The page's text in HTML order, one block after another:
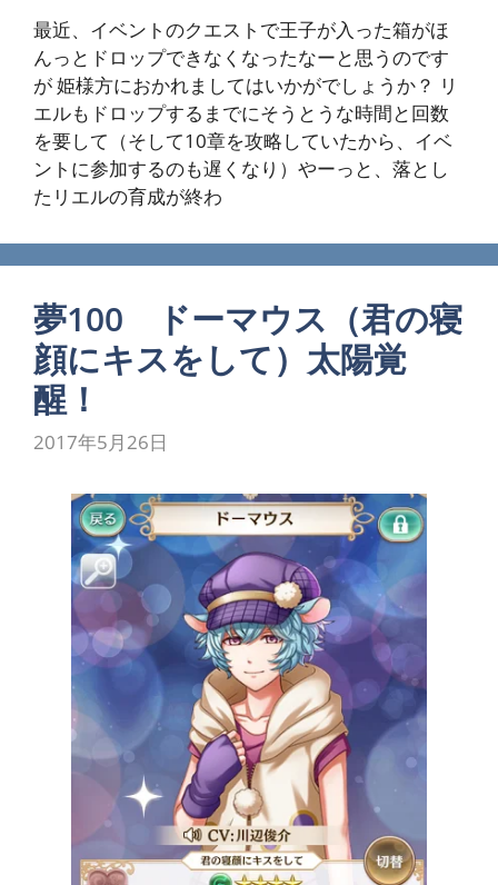
最近、イベントのクエストで王子が入った箱がほ
んっとドロップできなくなったなーと思うのです
が 姫様方におかれましてはいかがでしょうか？ リ
エルもドロップするまでにそうとうな時間と回数
を要して（そして10章を攻略していたから、イベ
ントに参加するのも遅くなり）やーっと、落とし
たリエルの育成が終わ
夢100 ドーマウス（君の寝
顔にキスをして）太陽覚
醒！
2017年5月26日